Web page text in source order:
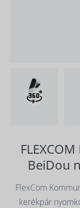
BeiDou
FlexCom
kerékpár